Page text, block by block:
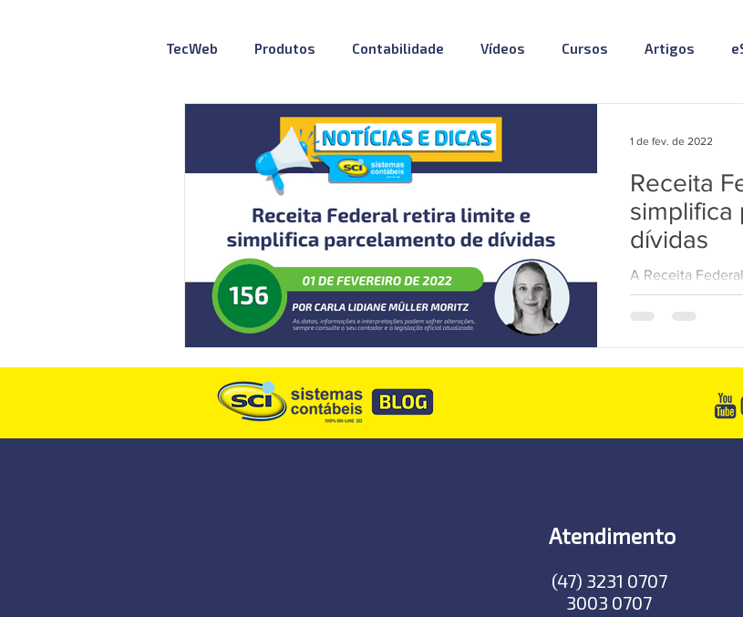
TecWeb Produtos Contabilidade Vídeos Cursos Artigos
Cursos ÚNICO Notícias Material Especial
Podcast - SCI NEWS
Descodifica SCI Syndkos TecWEB Novo Visual Linha Visual
Receita
simplifica
dívidas
A Receita
agora os
realizados sem
1 de fev. de 2022
Atendimento
(47) 3231 0707
3003 0707